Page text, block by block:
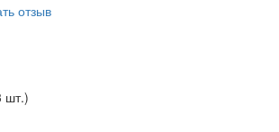
отзыв
шт.)